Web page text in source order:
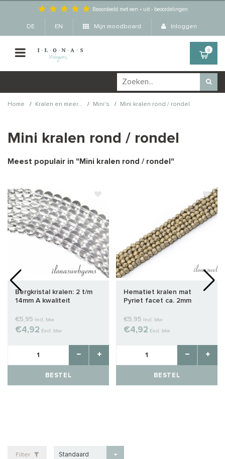
Beoordeeld met een - uit -beoordelingen
DE EN Mijn moodboard Inloggen
0
Home / Kralen en meer... / Mini's / Mini kralen rond / rondel
Mini kralen rond / rondel
Meest populair in " Mini kralen rond / rondel "
Bergkristal kralen: 2 t/m
14mm A kwaliteit
€5,95 Incl. btw
€4,92 Excl. btw
BESTEL
Hematiet kralen mat
Pyriet facet ca. 2mm
€5,95 Incl. btw
€4,92 Excl. btw
BESTEL
Filter Standaard